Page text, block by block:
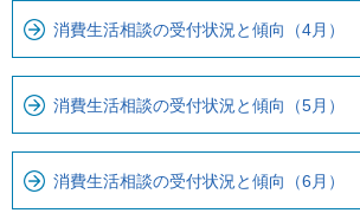
ま
で
す
ロ
カ
ル
ビ
消費生活相談の受付状況と傾向（4月）
消費生活相談の受付状況と傾向（5月）
消費生活相談の受付状況と傾向（6月）